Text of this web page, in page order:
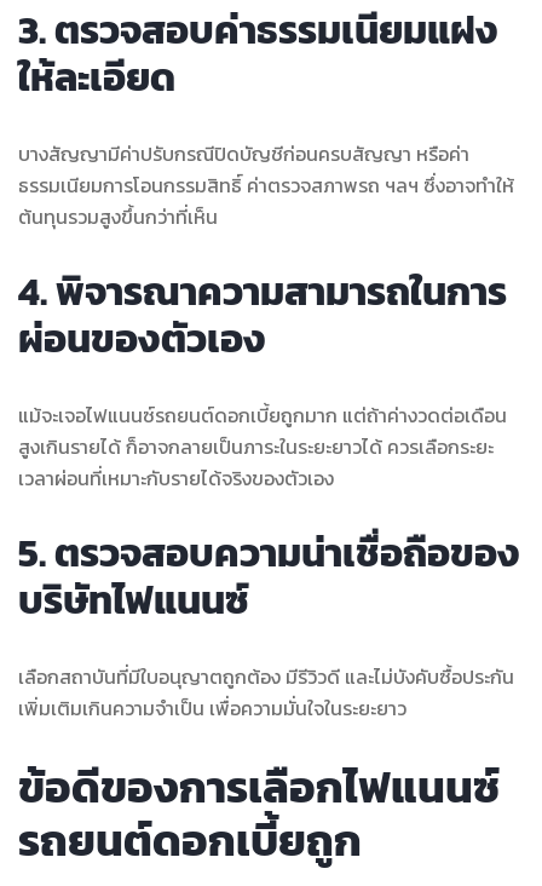
3. ตรวจสอบค่าธรรมเนียมแฝง
ให้ละเอียด
บางสัญญามีค่าปรับกรณีปิดบัญชีก่อนครบสัญญา หรือค่า
ธรรมเนียมการโอนกรรมสิทธิ์ ค่าตรวจสภาพรถ ฯลฯ ซึ่งอาจทำให้
ต้นทุนรวมสูงขึ้นกว่าที่เห็น
4. พิจารณาความสามารถในการ
ผ่อนของตัวเอง
แม้จะเจอไฟแนนซ์รถยนต์ดอกเบี้ยถูกมาก แต่ถ้าค่างวดต่อเดือน
สูงเกินรายได้ ก็อาจกลายเป็นภาระในระยะยาวได้ ควรเลือกระยะ
เวลาผ่อนที่เหมาะกับรายได้จริงของตัวเอง
5. ตรวจสอบความน่าเชื่อถือของ
บริษัทไฟแนนซ์
เลือกสถาบันที่มีใบอนุญาตถูกต้อง มีรีวิวดี และไม่บังคับซื้อประกัน
เพิ่มเติมเกินความจำเป็น เพื่อความมั่นใจในระยะยาว
ข้อดีของการเลือกไฟแนนซ์
รถยนต์ดอกเบี้ยถูก